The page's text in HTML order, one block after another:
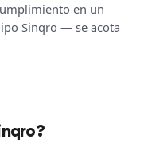
en un
Sinqro — se acota